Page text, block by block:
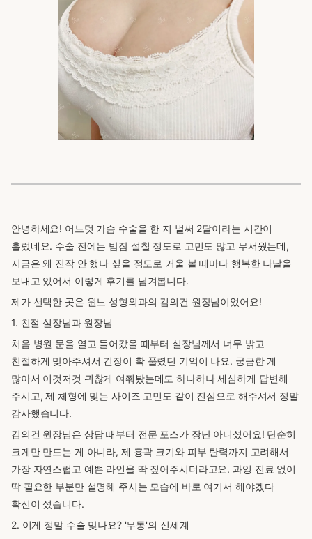
안녕하세요! 어느덧 가슴 수술을 한 지 벌써 2달이라는 시간이
흘렀네요. 수술 전에는 밤잠 설칠 정도로 고민도 많고 무서웠는데,
지금은 왜 진작 안 했나 싶을 정도로 거울 볼 때마다 행복한 나날을
보내고 있어서 이렇게 후기를 남겨봅니다.
제가 선택한 곳은 윈느 성형외과의 김의건 원장님이었어요!
1. 친절 실장님과 원장님
처음 병원 문을 열고 들어갔을 때부터 실장님께서 너무 밝고
친절하게 맞아주셔서 긴장이 확 풀렸던 기억이 나요. 궁금한 게
많아서 이것저것 귀찮게 여쭤봤는데도 하나하나 세심하게 답변해
주시고, 제 체형에 맞는 사이즈 고민도 같이 진심으로 해주셔서 정말
감사했습니다.
김의건 원장님은 상담 때부터 전문 포스가 장난 아니셨어요! 단순히
크게만 만드는 게 아니라, 제 흉곽 크기와 피부 탄력까지 고려해서
가장 자연스럽고 예쁜 라인을 딱 짚어주시더라고요. 과잉 진료 없이
딱 필요한 부분만 설명해 주시는 모습에 바로 여기서 해야겠다
확신이 섰습니다.
2. 이게 정말 수술 맞나요? '무통'의 신세계